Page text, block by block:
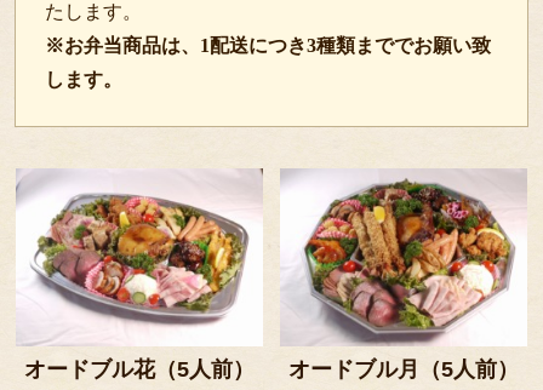
焼肉
一品もの・その他
皿盛り・オードブル
セットメニュー
サイドメニュー
たします。
※お弁当商品は、1配送につき3種類まででお願い致
します。
オードブル花（5人前） オードブル月（5人前）